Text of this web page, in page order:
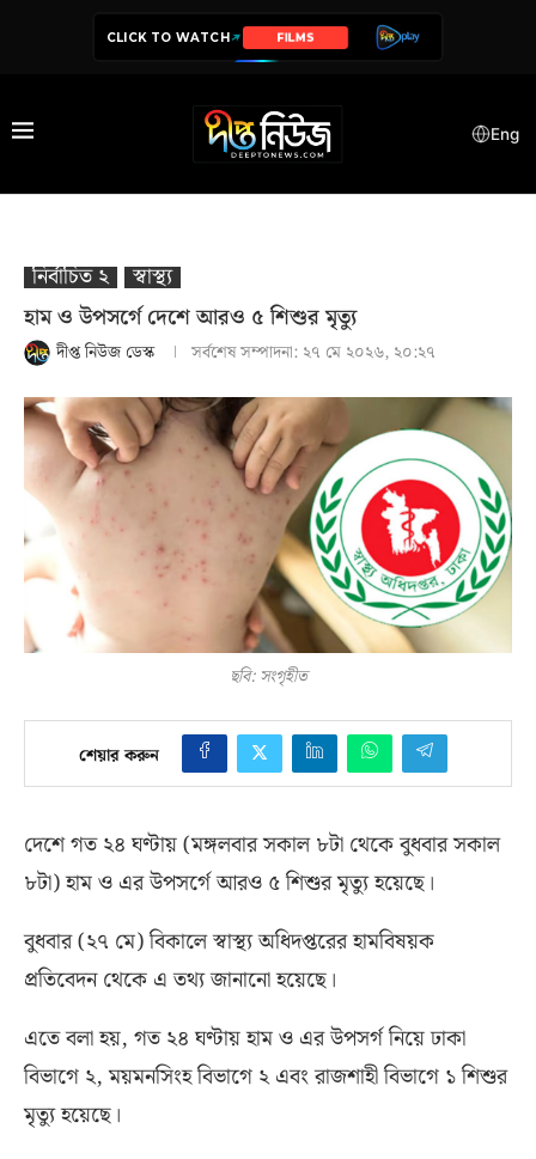
CLICK TO WATCH SERIES
Eng
নির্বাচিত ২
স্বাস্থ‍্য
হাম ও উপসর্গে দেশে আরও ৫ শিশুর মৃত্যু
দীপ্ত নিউজ ডেস্ক সর্বশেষ সম্পাদনা: ২৭ মে ২০২৬, ২০:২৭
ছবি: সংগৃহীত
শেয়ার করুন
দেশে গত ২৪ ঘণ্টায়(মঙ্গলবার সকাল ৮টা থেকে বুধবার সকাল
৮টা)হাম ও এর উপসর্গে আরও ৫ শিশুর মৃত্যু হয়েছে।
বুধবার(২৭ মে)বিকালে স্বাস্থ্য অধিদপ্তরের হামবিষয়ক
প্রতিবেদন থেকে এ তথ্য জানানো হয়েছে।
এতে বলা হয়, গত ২৪ ঘণ্টায় হাম ও এর উপসর্গ নিয়ে ঢাকা
বিভাগে ২,ময়মনসিংহ বিভাগে ২ এবং রাজশাহী বিভাগে ১ শিশুর
মৃত্যু হয়েছে।